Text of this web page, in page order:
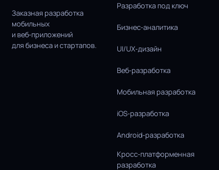
Заказная разработка
мобильных
и веб‑приложений
для бизнеса и стартапов.
Разработка под ключ
Бизнес‑аналитика
UI/UX‑дизайн
Веб‑разработка
Мобильная разработка
iOS‑разработка
Android‑разработка
Кросс‑платформенная
разработка